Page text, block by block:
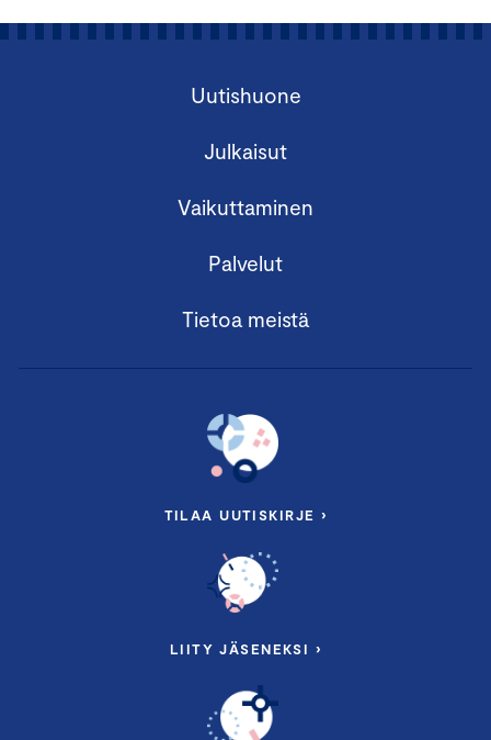
Uutishuone
Julkaisut
Vaikuttaminen
Palvelut
Tietoa meistä
TILAA UUTISKIRJE ›
LIITY JÄSENEKSI ›